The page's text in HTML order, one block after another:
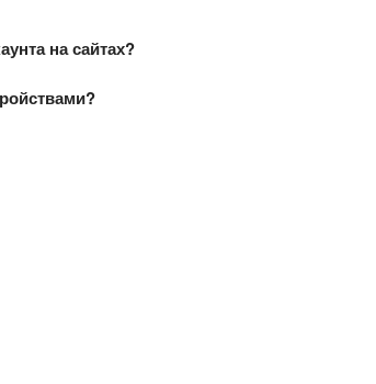
на сайтах?